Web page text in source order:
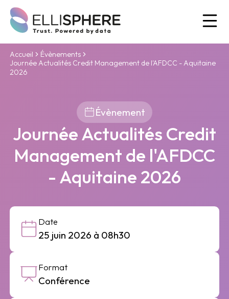
Accueil
Évènements
Journée Actualités Credit Management de l'AFDCC - Aquitaine
2026
Évènement
Journée Actualités Credit
Management de l'AFDCC
- Aquitaine 2026
Date
25 juin 2026 à 08h30
Format
Conférence